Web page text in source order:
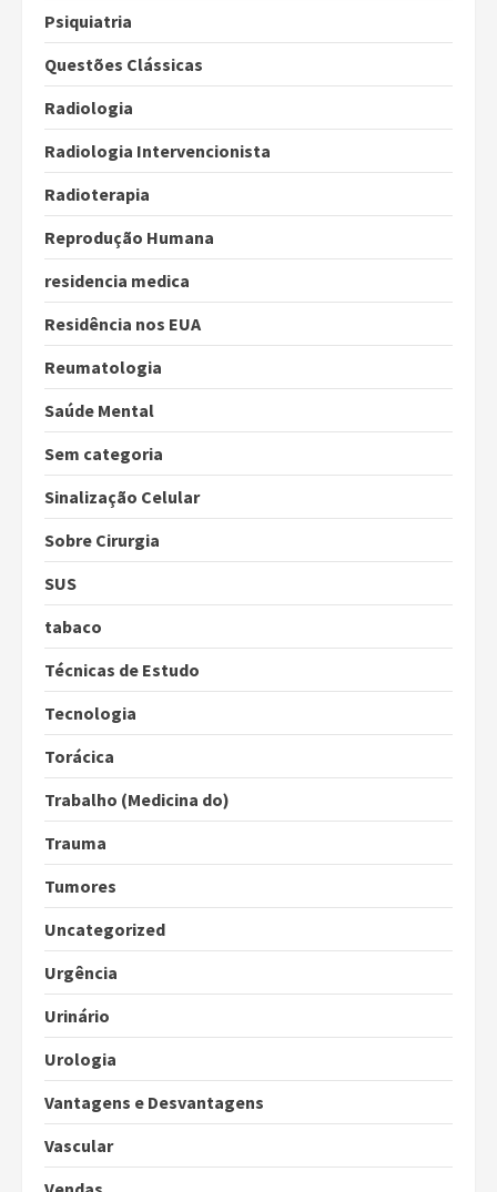
Psiquiatria
Questões Clássicas
Radiologia
Radiologia Intervencionista
Radioterapia
Reprodução Humana
residencia medica
Residência nos EUA
Reumatologia
Saúde Mental
Sem categoria
Sinalização Celular
Sobre Cirurgia
SUS
tabaco
Técnicas de Estudo
Tecnologia
Torácica
Trabalho (Medicina do)
Trauma
Tumores
Uncategorized
Urgência
Urinário
Urologia
Vantagens e Desvantagens
Vascular